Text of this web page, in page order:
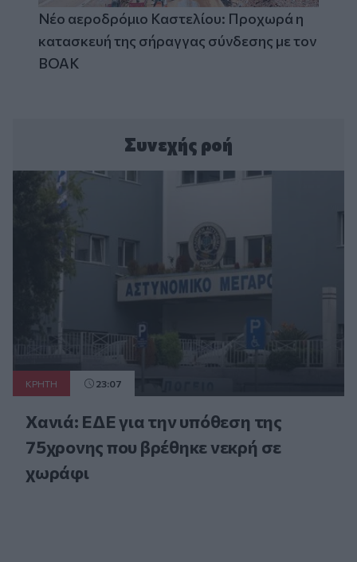
Νέο αεροδρόμιο Καστελίου: Προχωρά η
κατασκευή της σήραγγας σύνδεσης με τον
ΒΟΑΚ
Συνεχής ροή
ΚΡΗΤΗ 23:07
Χανιά: ΕΔΕ για την υπόθεση της
75χρονης που βρέθηκε νεκρή σε
χωράφι